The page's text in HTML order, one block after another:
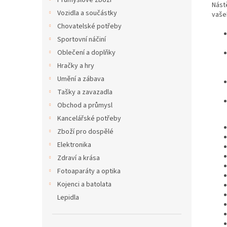
Vozidla a součástky
Chovatelské potřeby
Sportovní náčiní
Oblečení a doplňky
Hračky a hry
Umění a zábava
Tašky a zavazadla
Obchod a průmysl
Kancelářské potřeby
Zboží pro dospělé
Elektronika
Zdraví a krása
Fotoaparáty a optika
Kojenci a batolata
Lepidla